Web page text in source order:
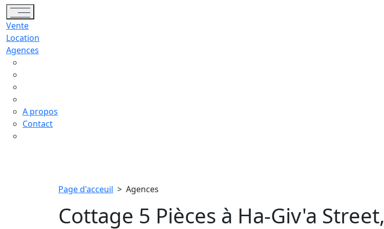
Toggle navigation
Vente
Location
Agences
A propos
Contact
Page d'acceuil > Agences
Cottage 5 Pièces à Ha-Giv'a Street,